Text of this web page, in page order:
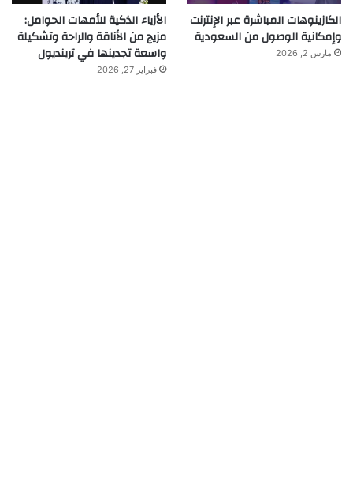
الكازينوهات المباشرة عبر الإنترنت
وإمكانية الوصول من السعودية
مارس 2, 2026
الأزياء الذكية للأمهات الحوامل:
مزيج من الأناقة والراحة وتشكيلة
واسعة تجدينها في ترينديول
فبراير 27, 2026